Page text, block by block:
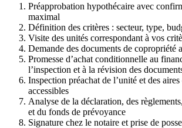
Préapprobation hypothécaire avec
maximal
Définition des critères : secteur, type,
Visite des unités correspondant à vos
Demande des documents de copropriété
Promesse d’achat conditionnelle au
l’inspection et à la révision des
Inspection préachat de l’unité et des
accessibles
Analyse de la déclaration, des
et du fonds de prévoyance
Signature chez le notaire et prise de